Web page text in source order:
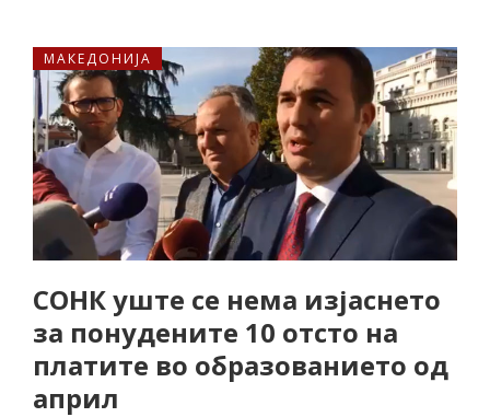
МАКЕДОНИЈА
СОНК уште се нема изјаснето
за понудените 10 отсто на
платите во образованието од
април